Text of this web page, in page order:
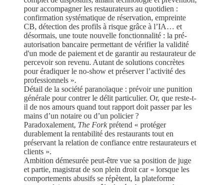
pour accompagner les restaurateurs au quotidien :
confirmation systématique de réservation, empreinte
CB, détection des profils à risque grâce à l’IA… et
désormais, une toute nouvelle fonctionnalité : la pré-
autorisation bancaire permettant de vérifier la validité
d'un mode de paiement et de garantir au restaurateur de
percevoir son revenu. Autant de solutions concrètes
pour éradiquer le no-show et préserver l’activité des
professionnels ».
Détail de la société paranoïaque : prévoir une punition
générale pour contrer le délit particulier. Or, que reste-t-
il de nos amours quand tout rapport doit passer par les
mains d’un notaire ou d’un policier ?
Paradoxalement, The Forkprétend « protéger
durablement la rentabilité des restaurants tout en
préservant la relation de confiance entre restaurateurs et
clients ».
Ambition démesurée peut-être vue sa position de juge
et partie, magistrat de son plein droit car « lorsque les
comportements abusifs se répètent, la plateforme